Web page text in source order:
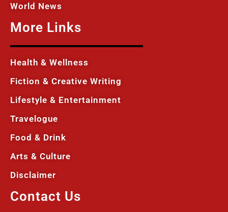
World News
More Links
Health & Wellness
Fiction & Creative Writing
Lifestyle & Entertainment
Travelogue
Food & Drink
Arts & Culture
Disclaimer
Contact Us